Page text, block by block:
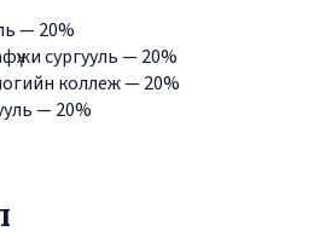
— 20%
сургууль — 20%
коллеж — 20%
— 20%